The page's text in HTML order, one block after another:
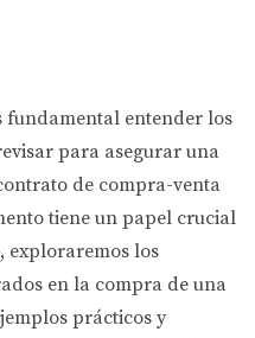
entender los
para asegurar una
de compra-venta
tiene un papel crucial
exploraremos los
en la compra de una
prácticos y